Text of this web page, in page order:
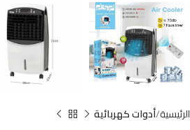
الرئيسية أدوات كهربائية